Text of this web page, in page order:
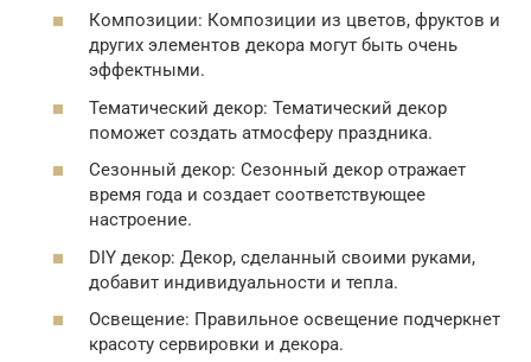
Композиции: Композиции из цветов, фруктов и
других элементов декора могут быть очень
эффектными.
Тематический декор: Тематический декор
поможет создать атмосферу праздника.
Сезонный декор: Сезонный декор отражает
время года и создает соответствующее
настроение.
DIY декор: Декор, сделанный своими руками,
добавит индивидуальности и тепла.
Освещение: Правильное освещение подчеркнет
красоту сервировки и декора.